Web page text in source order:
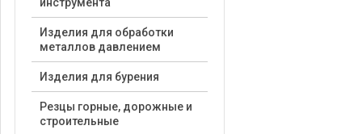
Изделия для обработки
металлов давлением
Изделия для бурения
Резцы горные, дорожные и
строительные